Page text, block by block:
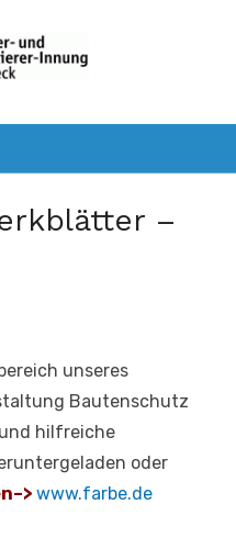
–
unseres
Bautenschutz
hilfreiche
oder
www.farbe.de